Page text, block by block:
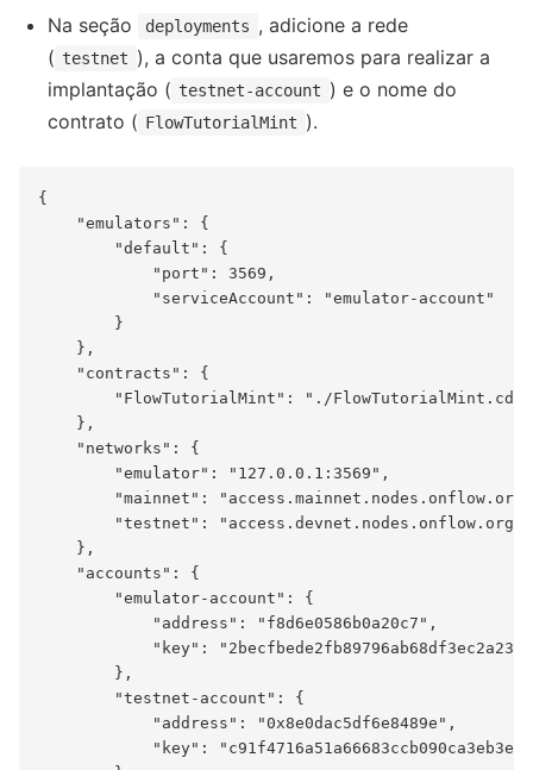
Na seção
deployments , adicione a rede
( testnet ), a conta que usaremos para realizar a
implantação ( testnet-account ) e o nome do
contrato ( FlowTutorialMint ).
{
    "emulators": {
        "default": {
            "port": 3569,
            "serviceAccount": "emulator-account"
        }
    },
    "contracts": {
        "FlowTutorialMint": "./FlowTutorialMint.cdc"
    },
    "networks": {
        "emulator": "127.0.0.1:3569",
"mainnet":
"testnet":
    },
    "accounts": {
        "emulator-account": {
            "address": "f8d6e0586b0a20c7",
"key":
        },
        "testnet-account": {
            "address": "0x8e0dac5df6e8489e",
"key":